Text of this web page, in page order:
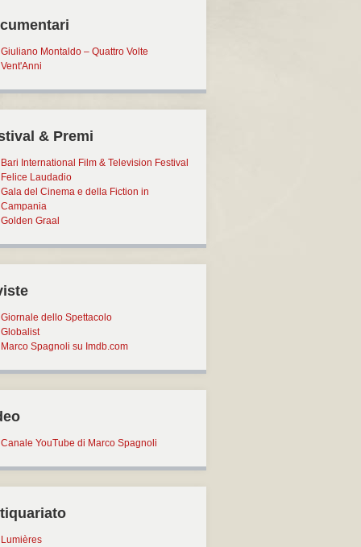
Giuliano Montaldo – Quattro Volte
Vent'Anni
& Premi
Bari International Film & Television Festival
Felice Laudadio
Gala del Cinema e della Fiction in
Campania
Golden Graal
Giornale dello Spettacolo
Globalist
Marco Spagnoli su Imdb.com
Canale YouTube di Marco Spagnoli
Lumières